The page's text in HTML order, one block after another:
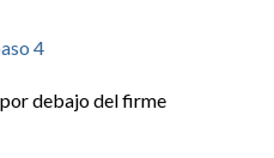
debajo del firme